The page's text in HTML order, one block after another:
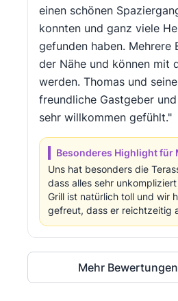
einen schönen
konnten und ganz viele
gefunden haben. Mehrere
der Nähe und können mit
werden. Thomas und
freundliche Gastgeber
sehr willkommen gefühlt."
Besonderes Highlight für
Uns hat besonders die
dass alles sehr
Grill ist natürlich toll und wir
gefreut, dass er reichtzeitig
Mehr